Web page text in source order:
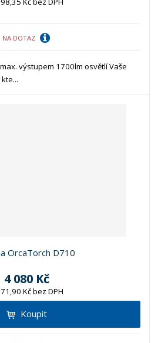
NA DOTAZ
výstupem 1700lm osvětlí Vaše
OrcaTorch D710
4 080 Kč
Kč bez DPH
Koupit